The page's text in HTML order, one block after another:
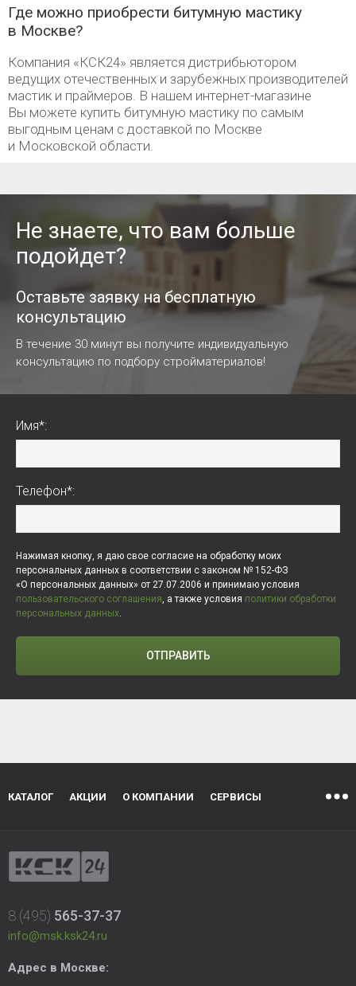
Где можно приобрести битумную мастику
в Москве?
Компания «КСК24» является дистрибьютором
ведущих отечественных и зарубежных производителей
мастик и праймеров. В нашем интернет-магазине
Вы можете купить битумную мастику по самым
выгодным ценам с доставкой по Москве
и Московской области.
Не знаете, что вам больше
подойдет?
Оставьте заявку на бесплатную
консультацию
В течение 30 минут вы получите индивидуальную
консультацию по подбору стройматериалов!
Имя*:
Телефон*:
Нажимая кнопку, я даю свое согласие на обработку моих
персональных данных в соответствии с законом № 152-ФЗ
«О персональных данных» от 27.07.2006 и принимаю условия
пользовательского соглашения, а также условия политики обработки
персональных данных.
ОТПРАВИТЬ
КАТАЛОГ АКЦИИ О КОМПАНИИ СЕРВИСЫ
8 (495) 565-37-37
info@msk.ksk24.ru
Адрес в Москве: